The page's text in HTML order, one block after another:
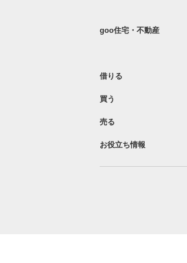
goo住宅・不動産
借りる
買う
売る
お役立ち情報